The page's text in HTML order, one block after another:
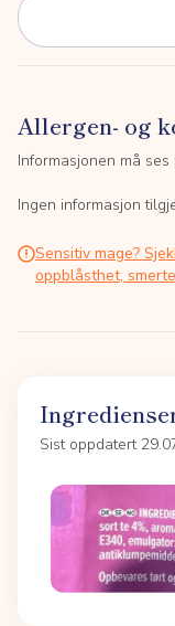
Allergen- og
Informasjonen må
Ingen informasjon
Sensitiv mage?
oppblåsthet,
Sist oppdatert